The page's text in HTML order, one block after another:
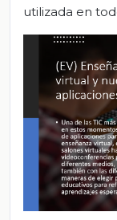
utilizada en